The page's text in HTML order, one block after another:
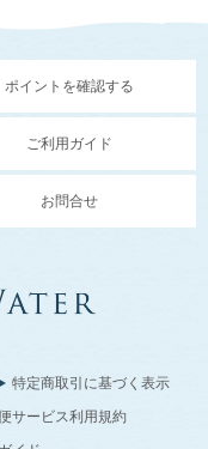
ポイントを確認する
ご利用ガイド
お問合せ
特定商取引に基づく表示
サービス利用規約